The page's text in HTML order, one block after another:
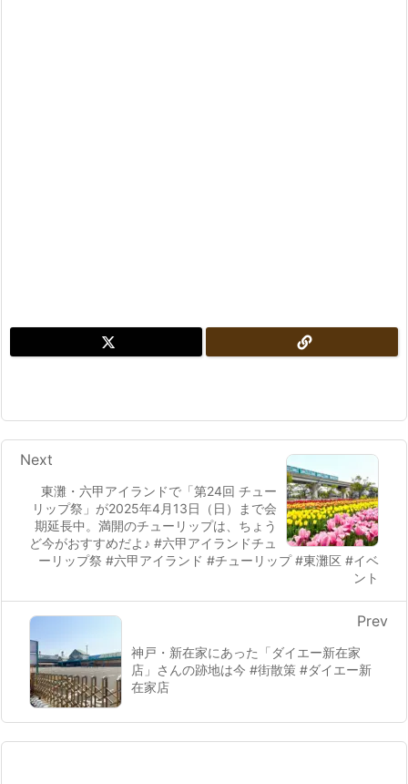
東灘・六甲アイランドで「第24回 チュー
リップ祭」が2025年4月13日（日）まで会
期延長中。満開のチューリップは、ちょう
ど今がおすすめだよ♪ #六甲アイランドチュ
ーリップ祭 #六甲アイランド #チューリップ #東灘区 #イベ
ント
Next
神戸・新在家にあった「ダイエー新在家
店」さんの跡地は今 #街散策 #ダイエー新
在家店
Prev